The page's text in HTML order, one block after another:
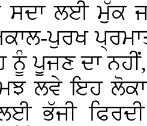
ਸਦਾ ਲਈ ਮੁੱਕ
ਪੁਰਖ
ਨੂੰ ਪੂਜਣ ਦਾ
ਲਵੇ ਇਹ
ਭੱਜੀ